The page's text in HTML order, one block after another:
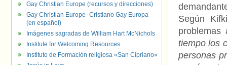
Según
tiempo los
personas
Gay Christian Europe (recursos y direcciones)
Gay Christian Europe- Cristiano Gay Europa
(en español)
Imágenes sagradas de William Hart McNichols
Institute for Welcoming Resources
Instituto de Formación religiosa «San Cipriano»